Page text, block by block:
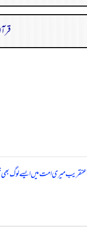
عنقریب میری امت میں ایسے لوگ